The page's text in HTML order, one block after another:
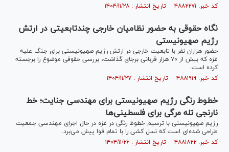
کد خبر: ۴۸۸۲۲۷۱ تاریخ انتشار : ۱۴۰۴/۱۱/۲۸
نگاه حقوقی به حضور نظامیان خارجی چندتابعیتی در ارتش
رژیم صهیونیستی
حضور هزاران نفر با تابعیت خارجی در ارتش رژیم صهیونیستی برای جنگ علیه
غزه که بیش از ۷۰ هزار قربانی برجای گذاشت، بررسی حقوقی موضوع را برجسته
کرده است.
کد خبر: ۴۸۸۱۹۱۹ تاریخ انتشار : ۱۴۰۴/۱۱/۲۷
خطوط رنگی رژیم صهیونیستی برای مهندسی جنایت؛ خط
نارنجی تله مرگی برای فلسطینی‌ها
رژیم صهیونیستی با ترسیم خطوط رنگی در غزه در حال اجرای مهندسی جمعیت
طراحی شده‌ای است که نسل کشی را با تمام قوا پیش می‌برد.
کد خبر: ۴۸۸۱۸۲۲ تاریخ انتشار : ۱۴۰۴/۱۱/۲۶